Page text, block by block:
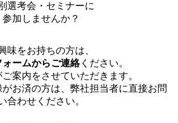
選考会・セミナーに
参加しませんか？
味をお持ちの方は、
ォームからご連絡ください。
案内をさせていただきます。
お済の方は、弊社担当者に直接お問
合わせください。